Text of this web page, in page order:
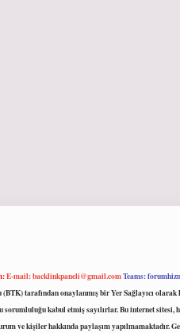
E-mail:backlinkpaneli@gmail.comTeams:
tarafından onaylanmış bir Yer Sağlayıcı
kabul etmiş sayılırlar. Bu internet
ve kişiler hakkında paylaşım